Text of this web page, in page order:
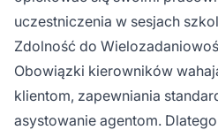
uczestniczenia w sesjach
Zdolność do
Obowiązki kierowników
klientom, zapewniania
asystowanie agentom.